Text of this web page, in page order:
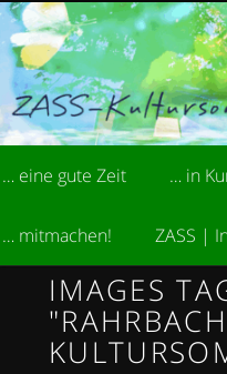
Zum
primären
Inhalt
springenZASS-
kreative Sommerakademie der
… eine gute Zeit … in
… mitmachen! ZASS |
IMAGES